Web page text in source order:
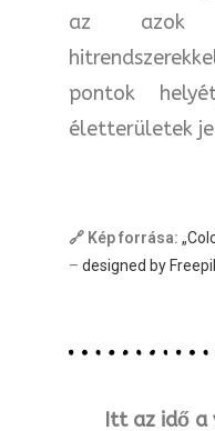
az azok
pontok
életterületek
🔗 Kép forrása:
–designed by
Itt az idő a